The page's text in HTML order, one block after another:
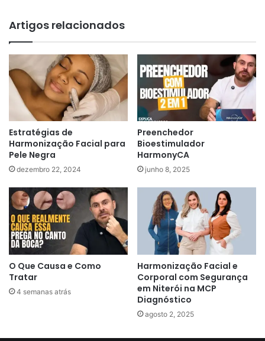
Artigos relacionados
Estratégias de
Harmonização Facial para
Pele Negra
dezembro 22, 2024
Preenchedor
Bioestimulador
HarmonyCA
junho 8, 2025
O Que Causa e Como
Tratar
4 semanas atrás
Harmonização Facial e
Corporal com Segurança
em Niterói na MCP
Diagnóstico
agosto 2, 2025